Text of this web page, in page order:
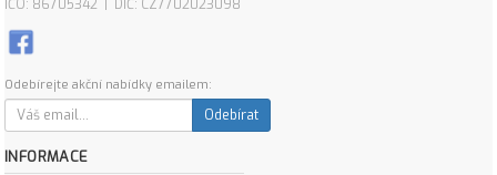
IČO: 86705342 | DIČ: CZ7702023098
Odebírejte akční nabídky emailem:
Odebírat
INFORMACE